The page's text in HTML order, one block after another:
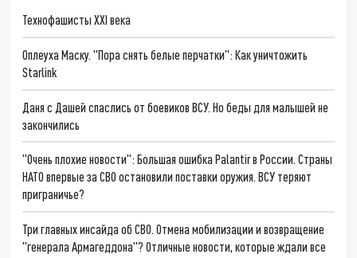
Технофашисты XXI века
Оплеуха Маску. "Пора снять белые перчатки": Как уничтожить
Starlink
Даня с Дашей спаслись от боевиков ВСУ. Но беды для малышей не
закончились
"Очень плохие новости": Большая ошибка Palantir в России. Страны
НАТО впервые за СВО остановили поставки оружия. ВСУ теряют
приграничье?
Три главных инсайда об СВО. Отмена мобилизации и возвращение
"генерала Армагеддона"? Отличные новости, которые ждали все